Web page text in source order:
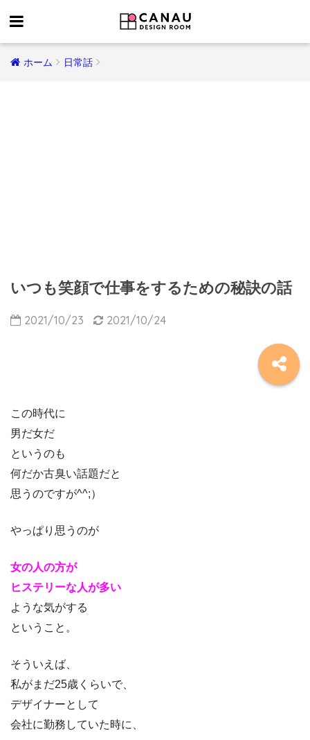
ホーム 日常話
いつも笑顔で仕事をするための秘訣の話
2021/10/23 2021/10/24
この時代に
男だ女だ
というのも
何だか古臭い話題だと
思うのですが^^;）
やっぱり思うのが
女の人の方が
ヒステリーな人が多い
ような気がする
ということ。
そういえば、
私がまだ25歳くらいで、
デザイナーとして
会社に勤務していた時に、